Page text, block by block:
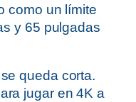
como un límite
y 65 pulgadas
queda corta.
jugar en 4K a